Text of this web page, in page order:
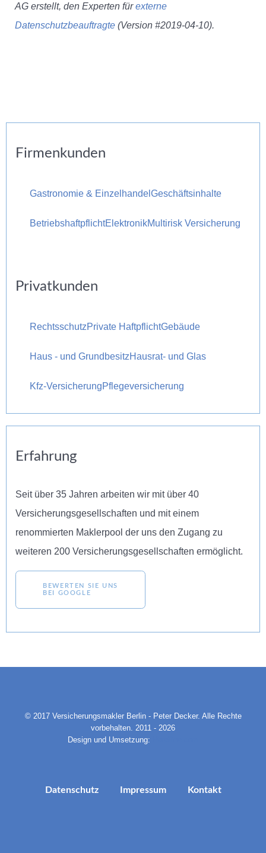
AG erstellt, den Experten fürexterne
Datenschutzbeauftragte (Version #2019-04-10).
Firmenkunden
Gastronomie & Einzelhandel Geschäftsinhalte
BetriebshaftpflichtElektronikMultirisk Versicherung
Privatkunden
RechtsschutzPrivate HaftpflichtGebäude
Haus - und GrundbesitzHausrat- und Glas
Kfz-VersicherungPflegeversicherung
Erfahrung
Seit über 35 Jahren arbeiten wir mit über 40
Versicherungsgesellschaften und mit einem
renommierten Maklerpool der uns den Zugang zu
weiteren 200 Versicherungsgesellschaften ermöglicht.
BEWERTEN SIE UNS
BEI GOOGLE
© 2017 Versicherungsmakler Berlin - Peter Decker. Alle Rechte
vorbehalten. 2011 - 2026
Design und Umsetzung:
Datenschutz Impressum Kontakt